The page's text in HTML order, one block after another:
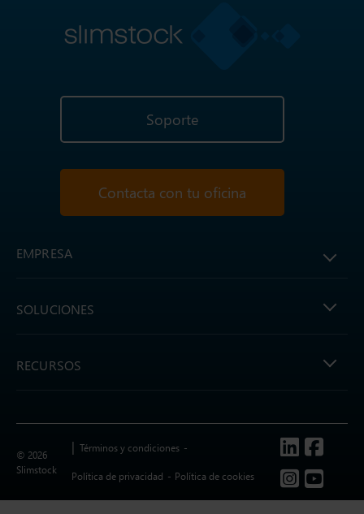
Soporte
Contacta con tu oficina
EMPRESA
SOLUCIONES
RECURSOS
© 2026
Slimstock
Términos y condiciones
Política de privacidad Política de cookies
Follow us